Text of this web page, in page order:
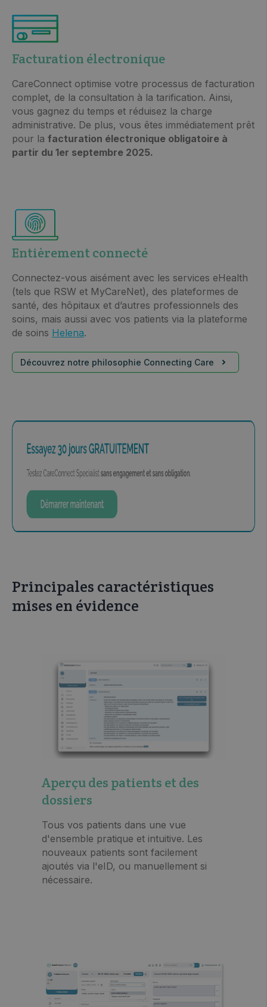
Facturation électronique
CareConnect optimise votre processus de facturation
complet, de la consultation à la tarification. Ainsi,
vous gagnez du temps et réduisez la charge
administrative. De plus, vous êtes immédiatement prêt
pour la facturation électronique obligatoire à
partir du 1er septembre 2025.
Entièrement connecté
Connectez-vous aisément avec les services eHealth
(tels que RSW et MyCareNet), des plateformes de
santé, des hôpitaux et d’autres professionnels des
soins, mais aussi avec vos patients via la plateforme
de soins Helena.
Découvrez notre philosophie Connecting Care
Principales caractéristiques
mises en évidence
Aperçu des patients et des
dossiers
Tous vos patients dans une vue
d'ensemble pratique et intuitive. Les
nouveaux patients sont facilement
ajoutés via l'eID, ou manuellement si
nécessaire.